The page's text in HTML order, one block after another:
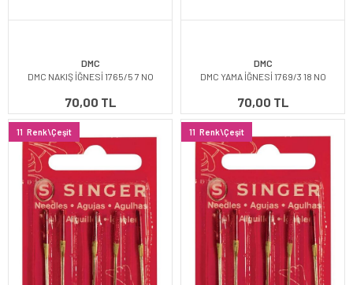
DMC
DMC NAKIŞ İĞNESİ 1765/5 7 NO
70,00 TL
DMC
DMC YAMA İĞNESİ 1769/3 18 NO
70,00 TL
11 Renk\Çeşit 11 Renk\Çeşit